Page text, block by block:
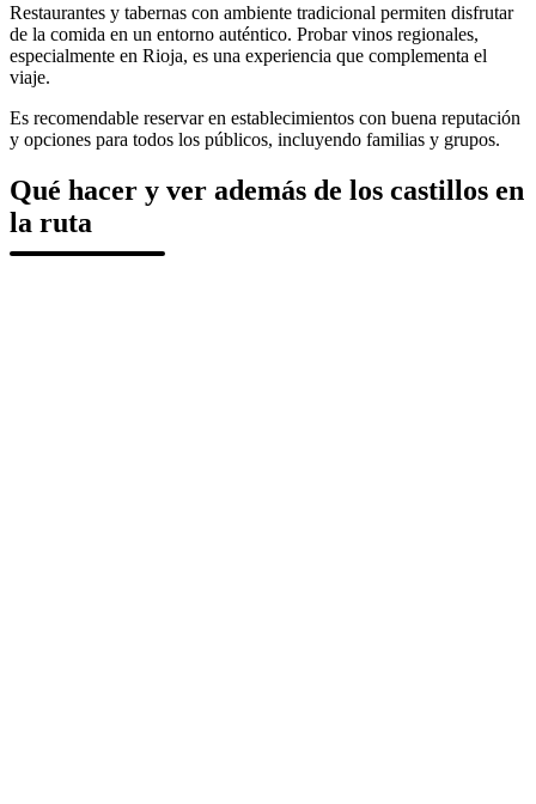
Restaurantes y tabernas con ambiente tradicional permiten disfrutar
de la comida en un entorno auténtico. Probar vinos regionales,
especialmente en Rioja, es una experiencia que complementa el
viaje.
Es recomendable reservar en establecimientos con buena reputación
y opciones para todos los públicos, incluyendo familias y grupos.
Qué hacer y ver además de los castillos en
la ruta